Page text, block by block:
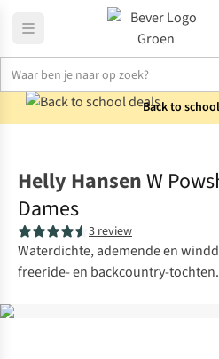
Back to school
Helly HansenW
Dames
3 review
Waterdichte, ademende en
freeride- en backcountry-tochten.